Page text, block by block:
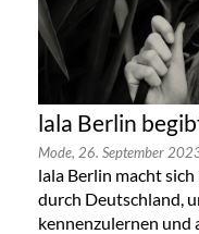
lala Berlin
Mode, 26. September
lala Berlin macht
durch Deutschland,
kennenzulernen und